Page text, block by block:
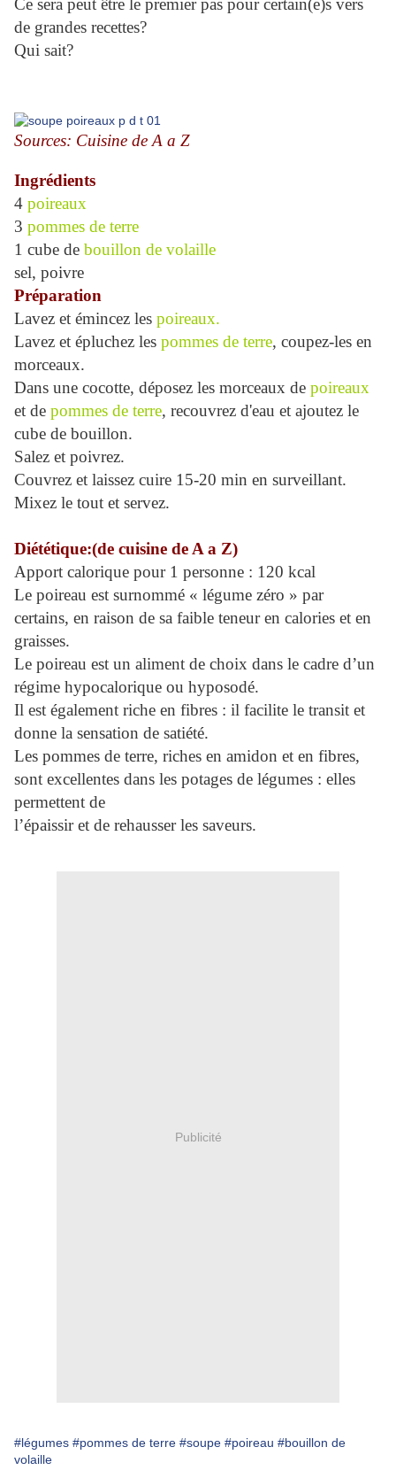
Ce sera peut être le premier pas pour certain(e)s vers
de grandes recettes?
Qui sait?
Sources: Cuisine de A a Z
Ingrédients
4 poireaux
3 pommes de terre
1 cube de bouillon de volaille
sel, poivre
Préparation
Lavez et émincez les poireaux.
Lavez et épluchez les pommes de terre, coupez-les en
morceaux.
Dans une cocotte, déposez les morceaux de poireaux
et de pommes de terre, recouvrez d'eau et ajoutez le
cube de bouillon.
Salez et poivrez.
Couvrez et laissez cuire 15-20 min en surveillant.
Mixez le tout et servez.
Diététique:(de cuisine de A a Z)
Apport calorique pour 1 personne : 120 kcal
Le poireau est surnommé « légume zéro » par
certains, en raison de sa faible teneur en calories et en
graisses.
Le poireau est un aliment de choix dans le cadre d’un
régime hypocalorique ou hyposodé.
Il est également riche en fibres : il facilite le transit et
donne la sensation de satiété.
Les pommes de terre, riches en amidon et en fibres,
sont excellentes dans les potages de légumes : elles
permettent de
l’épaissir et de rehausser les saveurs.
Publicité
#légumes #pommes de terre #soupe #poireau #bouillon de
volaille